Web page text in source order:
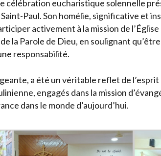
célébration eucharistique solennelle
Paul. Son homélie, significative et
activement à la mission de
la Parole de Dieu, en soulignant
responsabilité.
a été un véritable reflet de
engagés dans la mission
dans le monde d’aujourd’hui.